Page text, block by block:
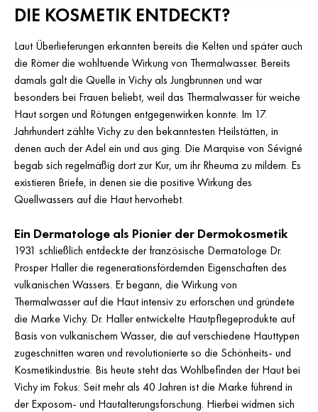
DIE KOSMETIK ENTDECKT?
Laut Überlieferungen erkannten bereits die Kelten und später auch
die Römer die wohltuende Wirkung von Thermalwasser. Bereits
damals galt die Quelle in Vichy als Jungbrunnen und war
besonders bei Frauen beliebt, weil das Thermalwasser für weiche
Haut sorgen und Rötungen entgegenwirken konnte. Im 17.
Jahrhundert zählte Vichy zu den bekanntesten Heilstätten, in
denen auch der Adel ein und aus ging. Die Marquise von Sévigné
begab sich regelmäßig dort zur Kur, um ihr Rheuma zu mildern. Es
existieren Briefe, in denen sie die positive Wirkung des
Quellwassers auf die Haut hervorhebt.
Ein Dermatologe als Pionier der Dermokosmetik
1931 schließlich entdeckte der französische Dermatologe Dr.
Prosper Haller die regenerationsfördernden Eigenschaften des
vulkanischen Wassers. Er begann, die Wirkung von
Thermalwasser auf die Haut intensiv zu erforschen und gründete
die Marke Vichy. Dr. Haller entwickelte Hautpflegeprodukte auf
Basis von vulkanischem Wasser, die auf verschiedene Hauttypen
zugeschnitten waren und revolutionierte so die Schönheits- und
Kosmetikindustrie. Bis heute steht das Wohlbefinden der Haut bei
Vichy im Fokus: Seit mehr als 40 Jahren ist die Marke führend in
der Exposom- und Hautalterungsforschung. Hierbei widmen sich